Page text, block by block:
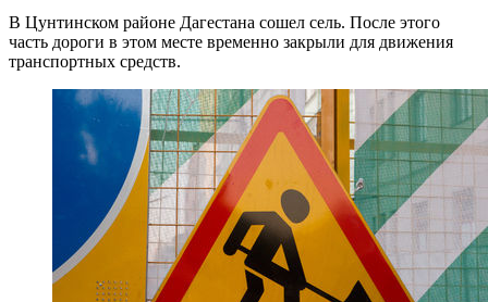
В Цунтинском районе Дагестана сошел сель. После этого
часть дороги в этом месте временно закрыли для движения
транспортных средств.